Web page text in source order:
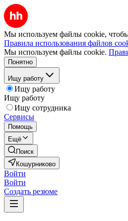
Мы используем файлы cookie, чтобы
Правила использования файлов
Мы используем файлы cookie.
Понятно
Ищу работу
Ищу работу
Ищу работу
Ищу сотрудника
Сервисы
Помощь
Ещё
Поиск
Кошурниково
Войти
Войти
Создать резюме